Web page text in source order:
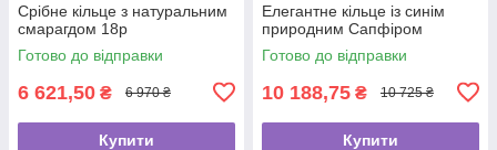
Срібне кільце з натуральним
смарагдом 18p
Готово до відправки
6 621,50 ₴ 6 970 ₴
Купити
Елегантне кільце із синім
природним Сапфіром
Готово до відправки
10 188,75 ₴ 10 725 ₴
Купити